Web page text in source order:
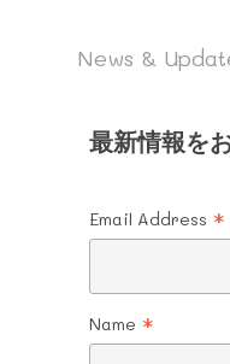
News &
最新情報を
Email Address *
Name *